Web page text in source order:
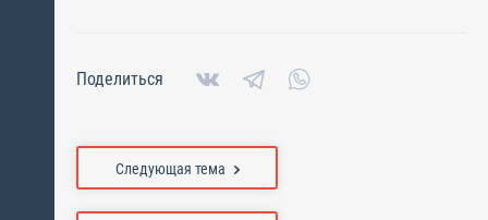
Поделиться
Следующая тема